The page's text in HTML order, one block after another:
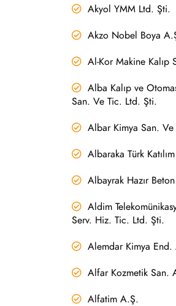
Akyol YMM Ltd. Şti.
Akzo Nobel Boya
Al-Kor Makine Kalıp
Alba Kalıp ve
San. Ve Tic. Ltd. Şti.
Albar Kimya San.
Albaraka Türk
Albayrak Hazır
Aldim
Serv. Hiz. Tic. Ltd. Şti.
Alemdar Kimya End.
Alfar Kozmetik San.
Alfatim A.Ş.